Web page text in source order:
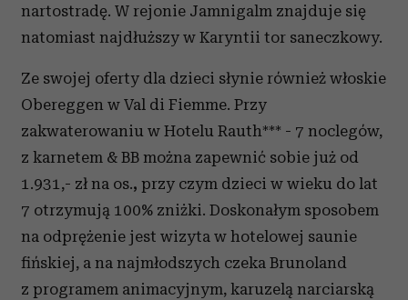
nartostradę. W rejonie Jamnigalm znajduje się
natomiast najdłuższy w Karyntii tor saneczkowy.
Ze swojej oferty dla dzieci słynie również włoskie
Obereggen w Val di Fiemme. Przy
zakwaterowaniu w Hotelu Rauth*** - 7 noclegów,
z karnetem & BB można zapewnić sobie już od
1.931,- zł na os., przy czym dzieci w wieku do lat
7 otrzymują 100% zniżki. Doskonałym sposobem
na odprężenie jest wizyta w hotelowej saunie
fińskiej, a na najmłodszych czeka Brunoland
z programem animacyjnym, karuzelą narciarską